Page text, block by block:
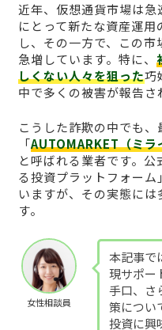
近年、仮想通貨市場は
にとって新たな資産運
し、その一方で、この
急増しています。特に、
しくない人々を狙った巧
中で多くの被害が報告さ
こうした詐欺の中でも
「AUTOMARKET（ミ
と呼ばれる業者です。
る投資プラットフォー
いますが、その実態に
す。
女性相談員
本記事で
現サポー
手口、さ
策につい
投資に興